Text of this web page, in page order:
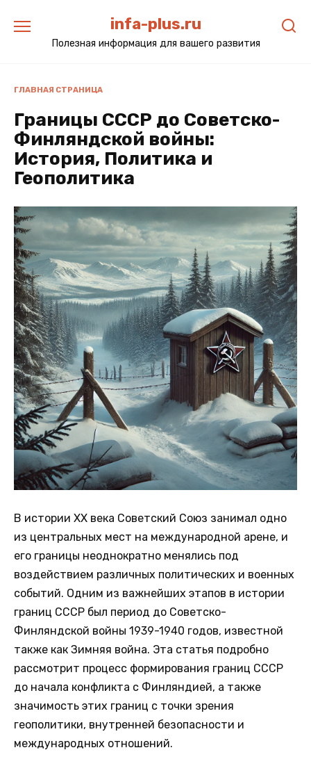
содержанию
infa-plus.ru
Полезная информация для вашего развития
ГЛАВНАЯ СТРАНИЦА
Границы СССР до Советско-
Финляндской войны:
История, Политика и
Геополитика
В истории XX века Советский Союз занимал одно
из центральных мест на международной арене, и
его границы неоднократно менялись под
воздействием различных политических и военных
событий. Одним из важнейших этапов в истории
границ СССР был период до Советско-
Финляндской войны 1939-1940 годов, известной
также как Зимняя война. Эта статья подробно
рассмотрит процесс формирования границ СССР
до начала конфликта с Финляндией, а также
значимость этих границ с точки зрения
геополитики, внутренней безопасности и
международных отношений.